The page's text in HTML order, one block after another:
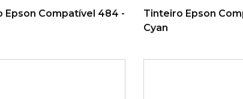
Epson Compatível 484 -
Tinteiro Epson
Cyan